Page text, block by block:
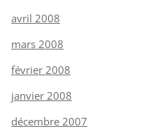
avril 2008
mars 2008
février 2008
janvier 2008
décembre 2007